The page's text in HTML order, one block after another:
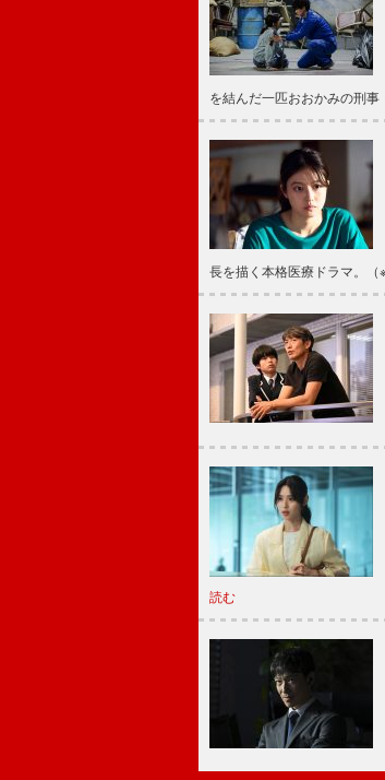
を結んだ一匹おおかみの刑
長を描く本格医療ドラマ。
読む